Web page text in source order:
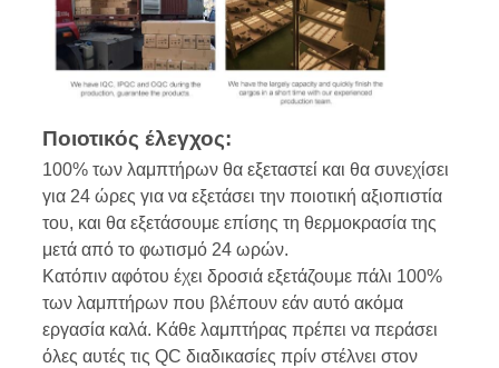
Ποιοτικός έλεγχος:
100% των λαμπτήρων θα εξεταστεί και θα συνεχίσει
για 24 ώρες για να εξετάσει την ποιοτική αξιοπιστία
του, και θα εξετάσουμε επίσης τη θερμοκρασία της
μετά από το φωτισμό 24 ωρών.
Κατόπιν αφότου έχει δροσιά εξετάζουμε πάλι 100%
των λαμπτήρων που βλέπουν εάν αυτό ακόμα
εργασία καλά. Κάθε λαμπτήρας πρέπει να περάσει
όλες αυτές τις QC διαδικασίες πρίν στέλνει στον